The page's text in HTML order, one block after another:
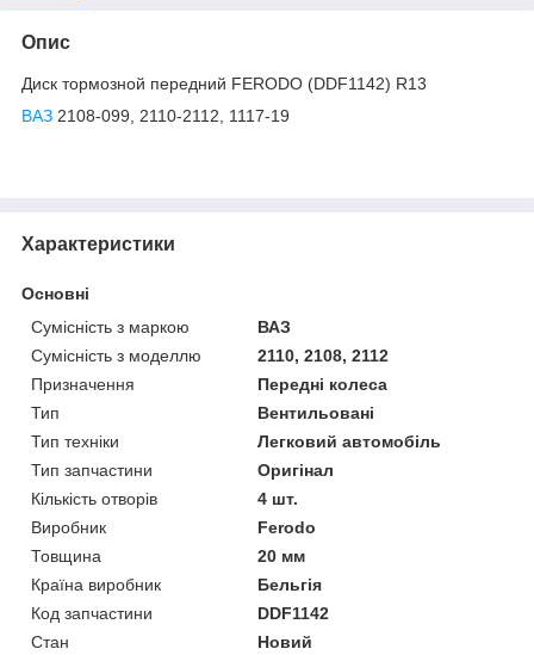
Опис
Диск тормозной передний FERODO (DDF1142) R13
ВАЗ 2108-099, 2110-2112, 1117-19
Характеристики
Основні
Сумісність з маркою
ВАЗ
Сумісність з моделлю
2110, 2108, 2112
Призначення
Передні колеса
Тип
Вентильовані
Тип техніки
Легковий автомобіль
Тип запчастини
Оригінал
Кількість отворів
4 шт.
Виробник
Ferodo
Товщина
20 мм
Країна виробник
Бельгія
Код запчастини
DDF1142
Стан
Новий